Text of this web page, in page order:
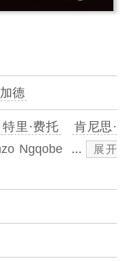
德
特里·费托
肯尼思·
Ngqobe ...
展开